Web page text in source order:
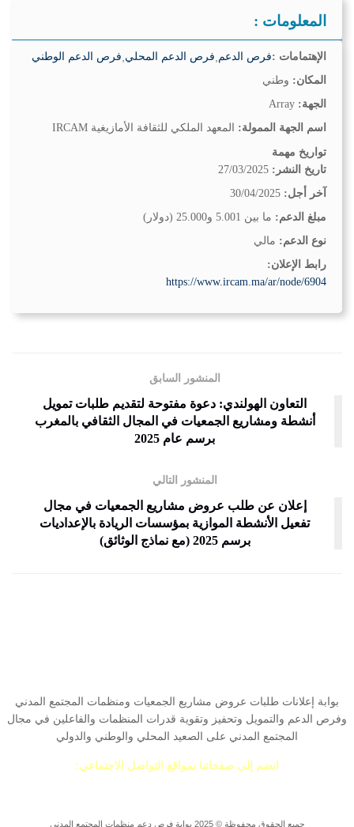
المعلومات :
الإهتمامات :فرص الدعم,فرص الدعم المحلي,فرص الدعم الوطني
المكان: وطني
الجهة: Array
اسم الجهة الممولة:
المعهد الملكي للثقافة الأمازيغية IRCAM
تواريخ مهمة
تاريخ النشر: 27/03/2025
آخر أجل: 30/04/2025
مبلغ الدعم: ما بين 5.001 و25.000 (دولار)
نوع الدعم: مالي
رابط الإعلان:
https://www.ircam.ma/ar/node/6904
المنشور السابق
التعاون الهولندي: دعوة مفتوحة لتقديم طلبات تمويل
أنشطة ومشاريع الجمعيات في المجال الثقافي بالمغرب
برسم عام 2025
المنشور التالي
إعلان عن طلب عروض مشاريع الجمعيات في مجال
تفعيل الأنشطة الموازية بمؤسسات الريادة بالإعداديات
برسم 2025 (مع نماذج الوثائق)
بوابة إعلانات طلبات عروض مشاريع الجمعيات ومنظمات المجتمع المدني
وفرص الدعم والتمويل وتحفيز وتقوية قدرات المنظمات والفاعلين في مجال
المجتمع المدني على الصعيد المحلي والوطني والدولي
انضم إلى صفحاتنا بمواقع التواصل الاجتماعي:
جميع الحقوق محفوظة © 2025 بوابة فرص دعم منظمات المجتمع المدني